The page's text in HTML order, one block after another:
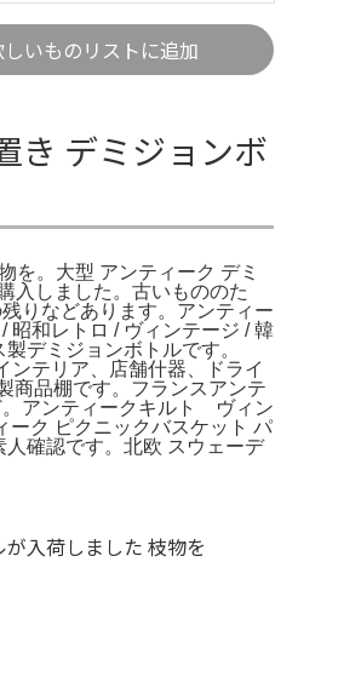
いものリストに追加
デミジョンボ
を。大型 アンティーク デミ
入しました。古いもののた
りなどあります。アンティー
昭和レトロ / ヴィンテージ / 韓
デミジョンボトルです。
テリア、店舗什器、ドライ
商品棚です。フランスアンテ
。アンティークキルト ヴィン
ク ピクニックバスケット パ
確認です。北欧 スウェーデ